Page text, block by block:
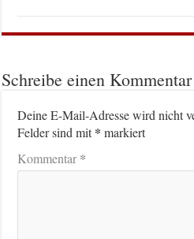
Schreibe einen Kommentar
Deine E-Mail-Adresse wird nicht
Felder sind mit* markiert
Kommentar*